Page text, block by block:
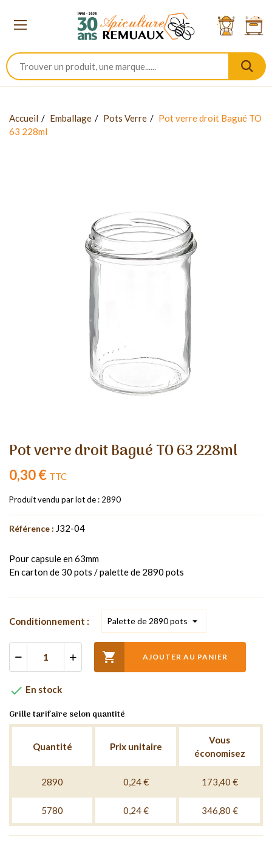
Accueil Emballage Pots Verre
Pot verre droit Bagué TO
63 228ml
Pot verre droit Bagué TO 63 228ml
0,30 € TTC
Produit vendu par lot de : 2890
Référence : J32-04
Pour capsule en 63mm
En carton de 30 pots / palette de 2890 pots
Conditionnement :
 AJOUTER AU PANIER
 En stock
Grille tarifaire selon quantité
Quantité Prix unitaire
Vous
économisez
2890 0,24 € 173,40 €
5780 0,24 € 346,80 €